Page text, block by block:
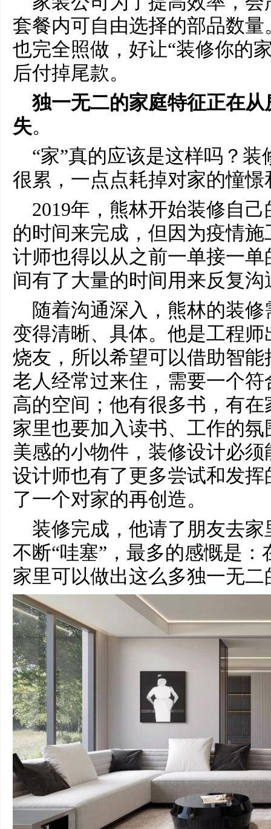
套餐内可自由选择的部品数
也完全照做，好让“装修你的
后付掉尾款。
独一无二的家庭特征正在
失。
“家”真的应该是这样吗？
很累，一点点耗掉对家的憧憬
2019年，熊林开始装修自
的时间来完成，但因为疫情
计师也得以从之前一单接一
间有了大量的时间用来反复沟
随着沟通深入，熊林的装
变得清晰、具体。他是工程
烧友，所以希望可以借助智
老人经常过来住，需要一个
高的空间；他有很多书，有
家里也要加入读书、工作的
美感的小物件，装修设计必
设计师也有了更多尝试和发
了一个对家的再创造。
装修完成，他请了朋友去
不断“哇塞”，最多的感慨是
家里可以做出这么多独一无二